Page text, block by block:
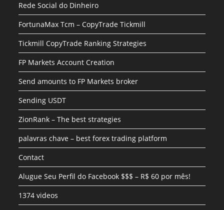
Rede Social do Dinheiro
FortunaMax Tcm – CopyTrade Tickmill
Tickmill CopyTrade Ranking Strategies
FP Markets Account Creation
Send amounts to FP Markets broker
Sending USDT
ZionRank – The best strategies
palavras chave – best forex trading platform
Contact
Alugue Seu Perfil do Facebook $$$ – R$ 60 por mês!
1374 videos